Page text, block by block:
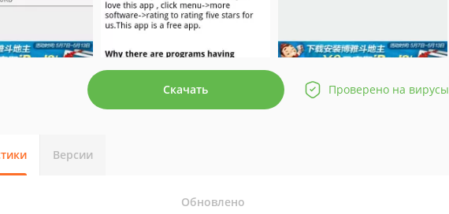
Скачать Проверено на вирусы
Версии
Обновлено